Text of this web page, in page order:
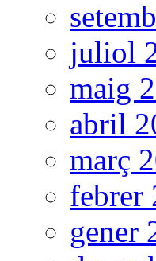
juliol
maig
abril
març
febrer
gener